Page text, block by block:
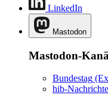
LinkedIn
Mastodon
Mastodon-
Bundestag
hib-